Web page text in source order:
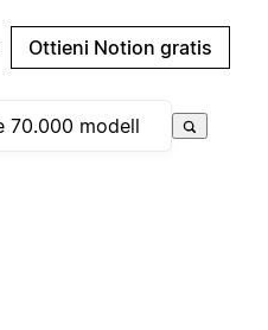
Ottieni Notion gratis